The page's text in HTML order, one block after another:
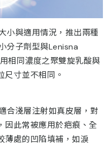
小與適用情況，推出兩種
分子劑型與Lenisna
相同濃度之聚雙旋乳酸與
尺寸並不相同。
合淺層注射如真皮層，對
因此常被應用於疤痕、全
薄處的凹陷填補，如淚